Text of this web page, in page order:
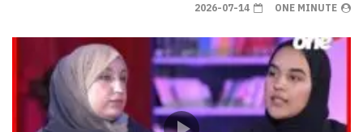
ONE MINUTE
2026-07-14